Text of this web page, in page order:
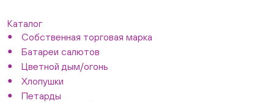
Каталог
Собственная торговая марка
Батареи салютов
Цветной дым/огонь
Хлопушки
Петарды